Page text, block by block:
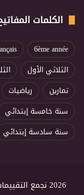
الكلمات
6ème année
الثلاثي الأول
تمارين
رياضيات
سنة خامسة إبتدائي
سنة سادسة إبتدائي
2026 نجمع التقييمات امتحانات دروس و تلاخيص لكل المستويات |